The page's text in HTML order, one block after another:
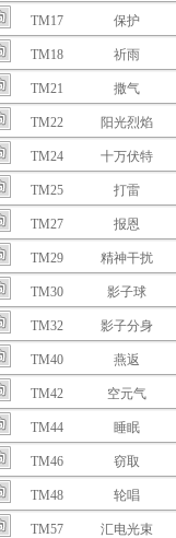
TM17 保护
TM18 祈雨
TM21 撒气
TM22 阳光烈焰
TM24 十万伏特
TM25 打雷
TM27 报恩
TM29 精神干扰
TM30 影子球
TM32 影子分身
TM40 燕返
TM42 空元气
TM44 睡眠
TM46 窃取
TM48 轮唱
TM57 汇电光束